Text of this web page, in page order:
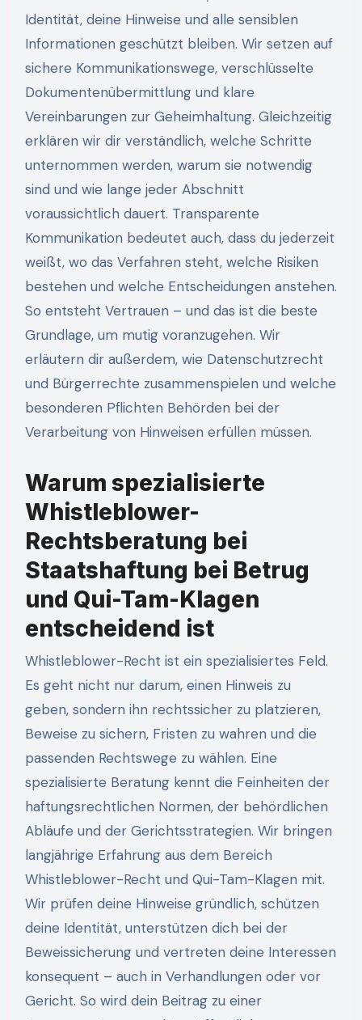
Identität, deine Hinweise und alle sensiblen
Informationen geschützt bleiben. Wir setzen auf
sichere Kommunikationswege, verschlüsselte
Dokumentenübermittlung und klare
Vereinbarungen zur Geheimhaltung. Gleichzeitig
erklären wir dir verständlich, welche Schritte
unternommen werden, warum sie notwendig
sind und wie lange jeder Abschnitt
voraussichtlich dauert. Transparente
Kommunikation bedeutet auch, dass du jederzeit
weißt, wo das Verfahren steht, welche Risiken
bestehen und welche Entscheidungen anstehen.
So entsteht Vertrauen – und das ist die beste
Grundlage, um mutig voranzugehen. Wir
erläutern dir außerdem, wie Datenschutzrecht
und Bürgerrechte zusammenspielen und welche
besonderen Pflichten Behörden bei der
Verarbeitung von Hinweisen erfüllen müssen.
Warum spezialisierte
Whistleblower-
Rechtsberatung bei
Staatshaftung bei Betrug
und Qui-Tam-Klagen
entscheidend ist
Whistleblower-Recht ist ein spezialisiertes Feld.
Es geht nicht nur darum, einen Hinweis zu
geben, sondern ihn rechtssicher zu platzieren,
Beweise zu sichern, Fristen zu wahren und die
passenden Rechtswege zu wählen. Eine
spezialisierte Beratung kennt die Feinheiten der
haftungsrechtlichen Normen, der behördlichen
Abläufe und der Gerichtsstrategien. Wir bringen
langjährige Erfahrung aus dem Bereich
Whistleblower-Recht und Qui-Tam-Klagen mit.
Wir prüfen deine Hinweise gründlich, schützen
deine Identität, unterstützen dich bei der
Beweissicherung und vertreten deine Interessen
konsequent – auch in Verhandlungen oder vor
Gericht. So wird dein Beitrag zu einer